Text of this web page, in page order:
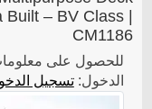
– BV Class |
CM1186
للحصول على
الدخول:تسجيل